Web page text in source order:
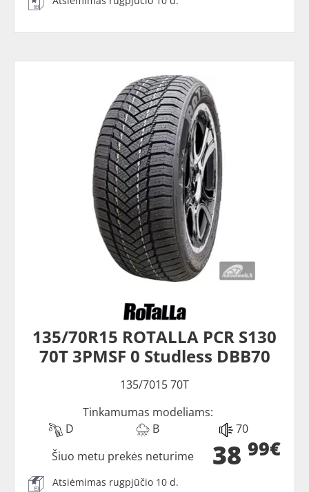
135/70R15 ROTALLA PCR S130
70T 3PMSF 0 Studless DBB70
135/7015 70T
Tinkamumas modeliams:
D
B 70
38 99€
Šiuo metu prekės neturime
Atsiėmimas rugpjūčio 10 d.